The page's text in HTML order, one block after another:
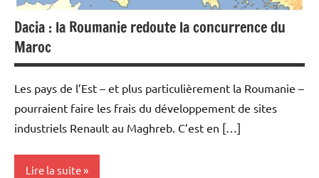
Dacia : la Roumanie redoute la concurrence du
Maroc
Les pays de l’Est – et plus particulièrement la Roumanie –
pourraient faire les frais du développement de sites
industriels Renault au Maghreb. C’est en […]
Lire la suite